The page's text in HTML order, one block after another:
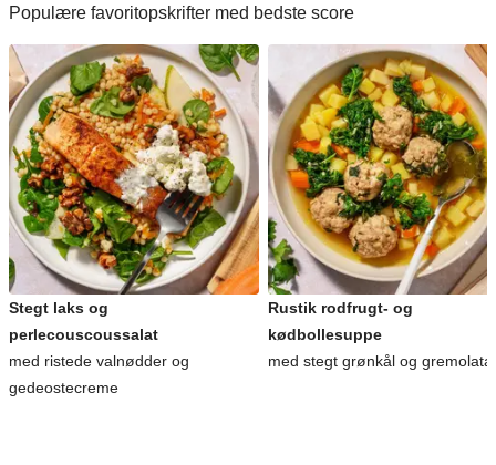
Populære favoritopskrifter med bedste score
Stegt laks og
perlecouscoussalat
med ristede valnødder og
gedeostecreme
Rustik rodfrugt- og
kødbollesuppe
med stegt grønkål og gremolata